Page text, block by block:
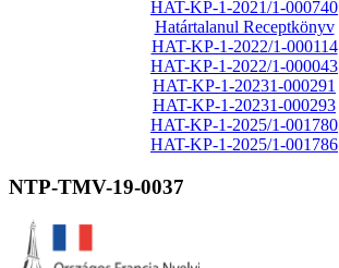
HAT-KP-1-2021/1-000740
Határtalanul Receptkönyv
HAT-KP-1-2022/1-000114
HAT-KP-1-2022/1-000043
HAT-KP-1-20231-000291
HAT-KP-1-20231-000293
HAT-KP-1-2025/1-001780
HAT-KP-1-2025/1-001786
NTP-TMV-19-0037